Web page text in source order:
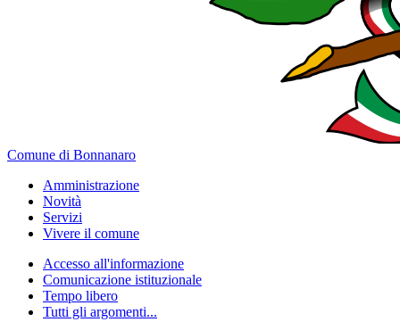
Comune di Bonnanaro
Amministrazione
Novità
Servizi
Vivere il comune
Accesso all'informazione
Comunicazione istituzionale
Tempo libero
Tutti gli argomenti...